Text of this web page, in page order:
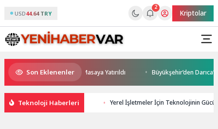
USD44.64 TRY
2
Kriptolar
Son Eklenenler
ve Yatırım Potansiyeli Masaya Yatırıldı Büyükşehir’den Darıca’ya
Teknoloji Haberleri Yerel İşletmeler İçin Teknolojinin